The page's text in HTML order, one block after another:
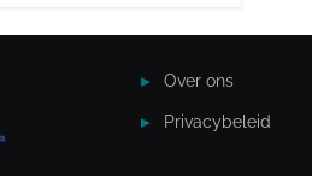
Over ons
Privacybeleid